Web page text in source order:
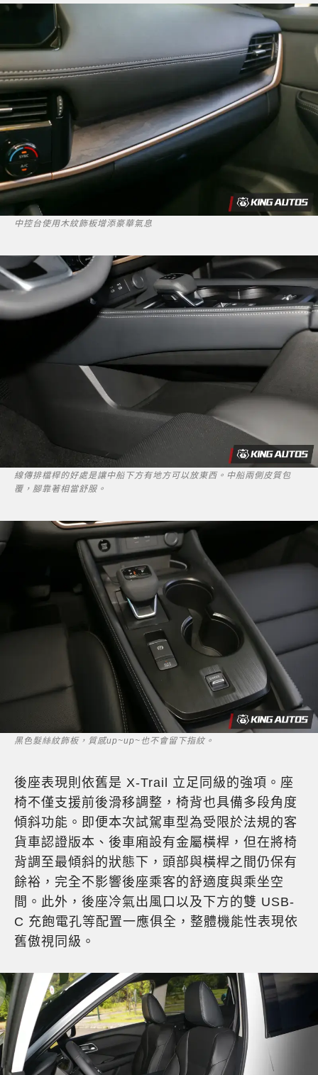
中控台使用木紋飾板增添豪華氣息
線傳排檔桿的好處是讓中船下方有地方可以放東西。中船兩側皮質包
覆，腳靠著相當舒服。
黑色髮絲紋飾板，質感up~up~也不會留下指紋。
後座表現則依舊是 X-Trail 立足同級的強項。座
椅不僅支援前後滑移調整，椅背也具備多段角度
傾斜功能。即便本次試駕車型為受限於法規的客
貨車認證版本、後車廂設有金屬橫桿，但在將椅
背調至最傾斜的狀態下，頭部與橫桿之間仍保有
餘裕，完全不影響後座乘客的舒適度與乘坐空
間。此外，後座冷氣出風口以及下方的雙 USB-
C 充飽電孔等配置一應俱全，整體機能性表現依
舊傲視同級。